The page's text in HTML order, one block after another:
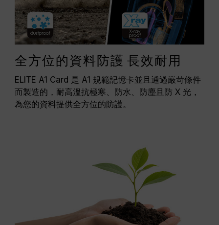
全方位的資料防護 長效耐用
ELITE A1 Card 是 A1 規範記憶卡並且通過嚴苛條件
而製造的，耐高溫抗極寒、防水、防塵且防 X 光，
為您的資料提供全方位的防護。